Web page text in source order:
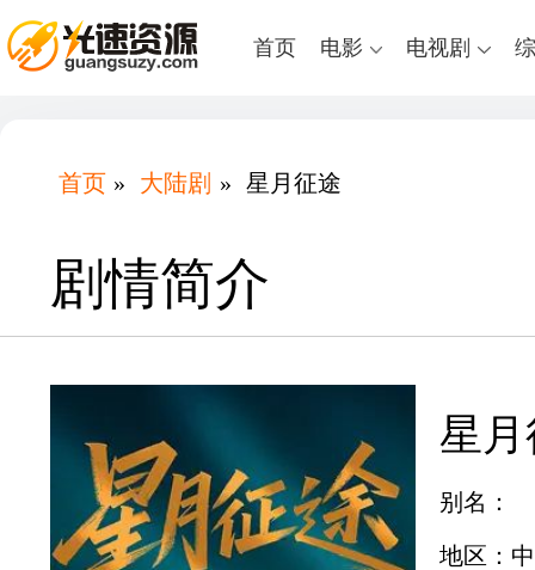
首页 电影 电视剧
首页 » 大陆剧 » 星月征途
剧情简介
星
别名：
地区：